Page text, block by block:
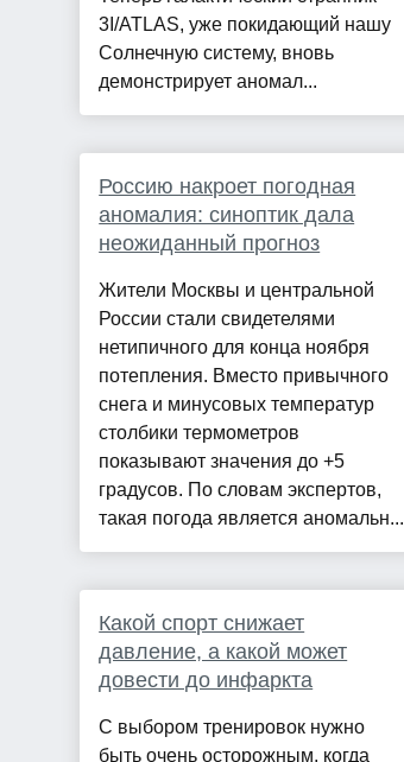
3I/ATLAS, уже покидающий нашу
Солнечную систему, вновь
демонстрирует аномал...
Россию накроет погодная
аномалия: синоптик дала
неожиданный прогноз
Жители Москвы и центральной
России стали свидетелями
нетипичного для конца ноября
потепления. Вместо привычного
снега и минусовых температур
столбики термометров
показывают значения до +5
градусов. По словам экспертов,
такая погода является аномальн...
Какой спорт снижает
давление, а какой может
довести до инфаркта
С выбором тренировок нужно
быть очень осторожным, когда